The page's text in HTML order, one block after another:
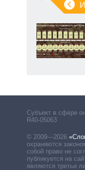
Субъект в сфере
R40-05063
© 2009—2026
охраняются
собой право не
публикуется на
являются третьи